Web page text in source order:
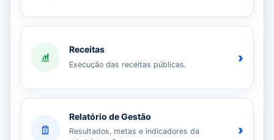
Receitas
Execução das receitas públicas. ›
Relatório de Gestão
Resultados, metas e indicadores da
›